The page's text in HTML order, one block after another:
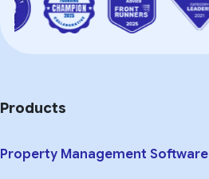
Products
Property Management Software